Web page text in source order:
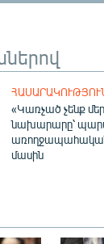
«Կառչած չենք
նախարարը՝
մասին